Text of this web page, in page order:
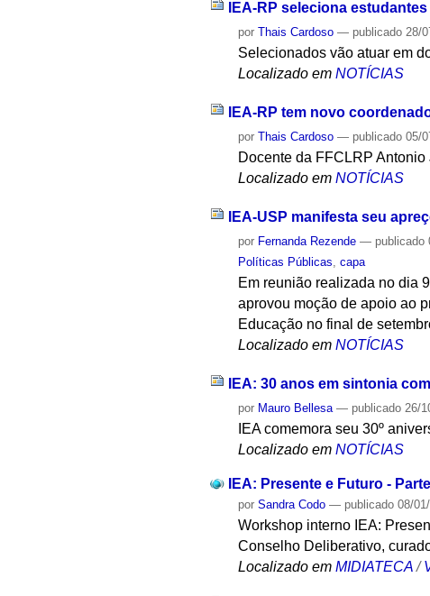
IEA-RP seleciona
porThais Cardoso — publicado 28/
Selecionados vão atuar em
Localizado em NOTÍCIAS
IEA-RP tem novo
porThais Cardoso — publicado 05/
Docente da FFCLRP
Localizado em NOTÍCIAS
IEA-USP manifesta seu
por Fernanda Rezende — publicado
Políticas Públicas ,capa
Em reunião realizada no dia
aprovou moção de apoio ao
Educação no final de
Localizado em NOTÍCIAS
IEA: 30 anos em sintonia
por Mauro Bellesa — publicado 26/
IEA comemora seu 30º
Localizado em NOTÍCIAS
IEA: Presente e Futuro -
porSandra Codo — publicado 08/
Workshop interno IEA:
Conselho Deliberativo,
Localizado em MIDIATECA /